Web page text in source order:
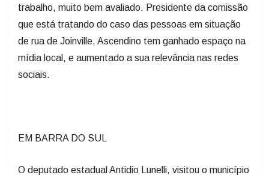
trabalho, muito bem avaliado. Presidente da comissão
que está tratando do caso das pessoas em situação
de rua de Joinville, Ascendino tem ganhado espaço na
mídia local, e aumentado a sua relevância nas redes
sociais.
EM BARRA DO SUL
O deputado estadual Antidio Lunelli, visitou o município